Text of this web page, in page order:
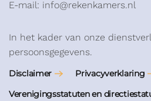
E-mail: info@rekenkamers.nl
In het kader van onze
persoonsgegevens.
Disclaimer Privacyverklaring
Verenigingsstatuten en